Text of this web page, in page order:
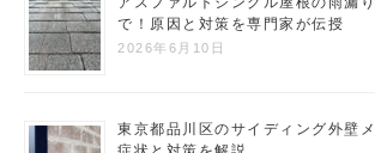
で！原因と対策を専門家が伝授
2026年6月10日
東京都品川区のサイディング外壁